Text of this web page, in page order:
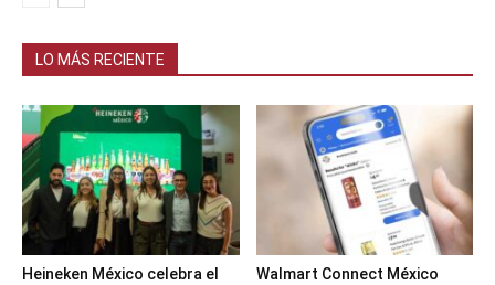
LO MÁS RECIENTE
Heineken México celebra el
Walmart Connect México